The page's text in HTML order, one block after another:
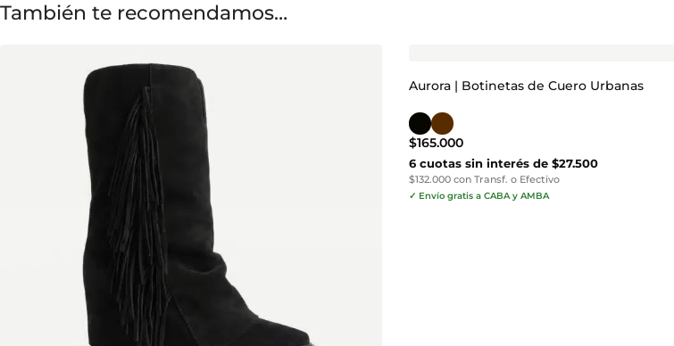
También te recomendamos…
Aurora | Botinetas de Cuero Urbanas
$165.000
6 cuotas sin interés de $27.500
$132.000 con Transf. o Efectivo
✓ Envío gratis a CABA y AMBA